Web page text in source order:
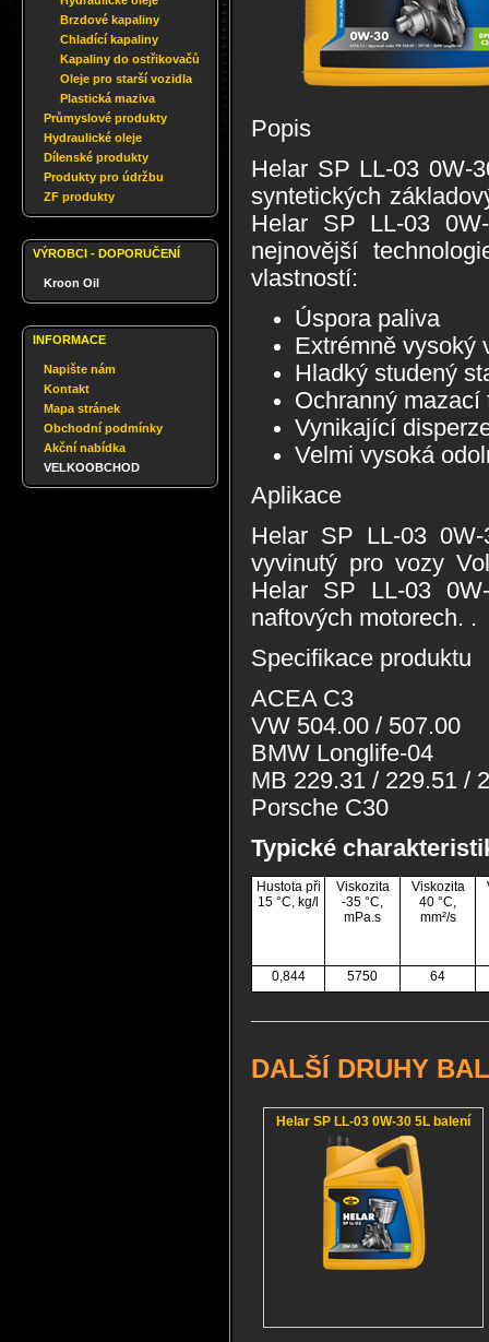
Brzdové kapaliny
Chladící kapaliny
Kapaliny do ostřikovačů
Oleje pro starší vozidla
Plastická maziva
Průmyslové produkty
Hydraulické oleje
Dílenské produkty
Produkty pro údržbu
ZF produkty
VÝROBCI - DOPORUČENÍ
Kroon Oil
INFORMACE
Napište nám
Kontakt
Mapa stránek
Obchodní podmínky
Akční nabídka
VELKOOBCHOD
Popis
Helar SP LL-03 0W-
syntetických
Helar SP LL-03
nejnovější
vlastností:
Úspora paliva
Extrémně vysoký
Hladký studený
Ochranný
Vynikající
Velmi vysoká
Aplikace
Helar SP LL-03
vyvinutý pro vozy
Helar SP LL-03
naftových motorech. .
Specifikace produktu
ACEA C3
VW 504.00 / 507.00
BMW Longlife-04
MB 229.31 / 229.51 /
Porsche C30
Typické
Hustota při
15 °C, kg/l
Viskozita
-35 °C,
mPa.s
Viskozita
40 °C,
mm²/s
0,844 5750 64
DALŠÍ DRUHY
Helar SP LL-03 0W-30 5L balení